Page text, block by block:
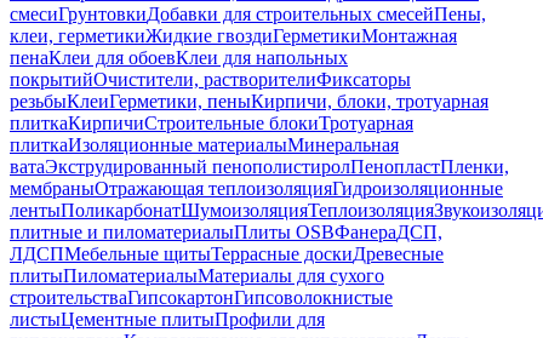
смесиГрунтовкиДобавки для строительных смесейПены,
клеи, герметикиЖидкие гвоздиГерметикиМонтажная
пенаКлеи для обоевКлеи для напольных
покрытийОчистители, растворителиФиксаторы
резьбыКлеиГерметики, пеныКирпичи, блоки, тротуарная
плиткаКирпичиСтроительные блокиТротуарная
плиткаИзоляционные материалыМинеральная
ватаЭкструдированный пенополистиролПенопластПленки,
мембраныОтражающая теплоизоляцияГидроизоляционные
лентыПоликарбонатШумоизоляцияТеплоизоляция
плитные и пиломатериалыПлиты OSBФанераДСП,
ЛДСПМебельные щитыТеррасные доскиДревесные
плитыПиломатериалыМатериалы для сухого
строительстваГипсокартонГипсоволокнистые
листыЦементные плитыПрофили для